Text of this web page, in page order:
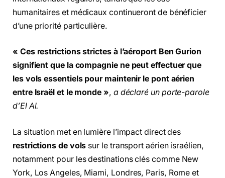
humanitaires et médicaux continueront de bénéficier
d’une priorité particulière.
« Ces restrictions strictes à l’aéroport Ben Gurion
signifient que la compagnie ne peut effectuer que
les vols essentiels pour maintenir le pont aérien
entre Israël et le monde », a déclaré un porte-parole
d’El Al.
La situation met en lumière l’impact direct des
restrictions de vols sur le transport aérien israélien,
notamment pour les destinations clés comme New
York, Los Angeles, Miami, Londres, Paris, Rome et